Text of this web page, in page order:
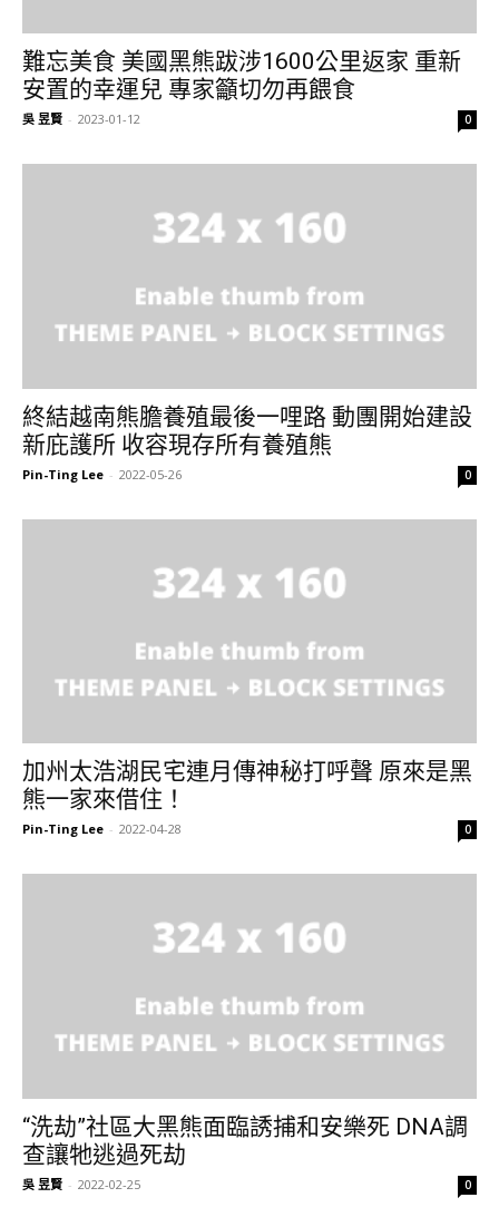
難忘美食 美國黑熊跋涉1600公里返家 重新
安置的幸運兒 專家籲切勿再餵食
吳 昱賢 - 2023-01-12 0
終結越南熊膽養殖最後一哩路 動團開始建設
新庇護所 收容現存所有養殖熊
Pin-Ting Lee - 2022-05-26 0
加州太浩湖民宅連月傳神秘打呼聲 原來是黑
熊一家來借住！
Pin-Ting Lee - 2022-04-28 0
“洗劫”社區大黑熊面臨誘捕和安樂死 DNA調
查讓牠逃過死劫
吳 昱賢 - 2022-02-25 0